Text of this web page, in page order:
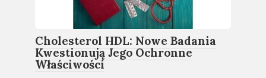
Cholesterol HDL: Nowe Badania
Kwestionują Jego Ochronne
Właściwości